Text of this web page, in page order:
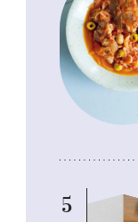
5